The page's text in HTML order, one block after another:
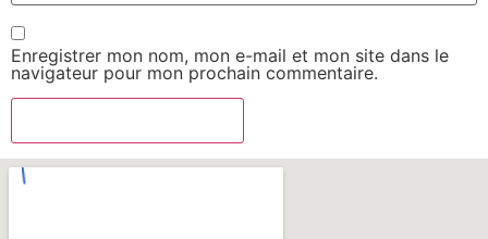
Enregistrer mon nom, mon e-mail et mon site dans le
navigateur pour mon prochain commentaire.